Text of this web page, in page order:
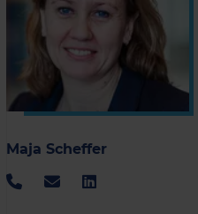
Maja Scheffer